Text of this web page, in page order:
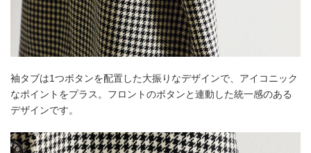
袖タブは1つボタンを配置した大振りなデザインで、アイコニック
なポイントをプラス。フロントのボタンと連動した統一感のある
デザインです。